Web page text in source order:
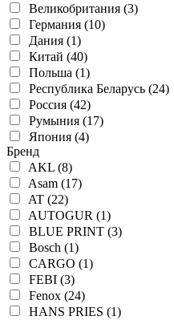
Великобритания (3)
Германия (10)
Дания (1)
Китай (40)
Польша (1)
Республика Беларусь (24)
Россия (42)
Румыния (17)
Япония (4)
Бренд
AKL (8)
Asam (17)
AT (22)
AUTOGUR (1)
BLUE PRINT (3)
Bosch (1)
CARGO (1)
FEBI (3)
Fenox (24)
HANS PRIES (1)